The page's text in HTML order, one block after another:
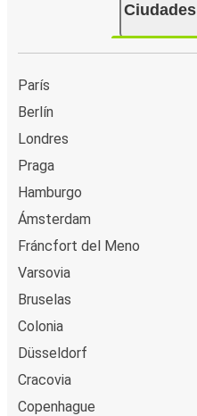
Ciudades
París
Berlín
Londres
Praga
Hamburgo
Ámsterdam
Fráncfort del Meno
Varsovia
Bruselas
Colonia
Düsseldorf
Cracovia
Copenhague